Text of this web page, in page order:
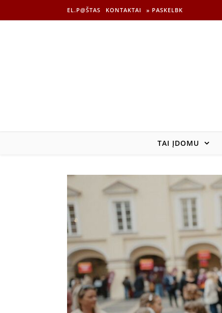
EL.P@ŠTAS KONTAKTAI » PASKELBK
TAI ĮDOMU